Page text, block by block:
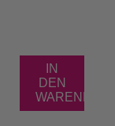
IN
DEN